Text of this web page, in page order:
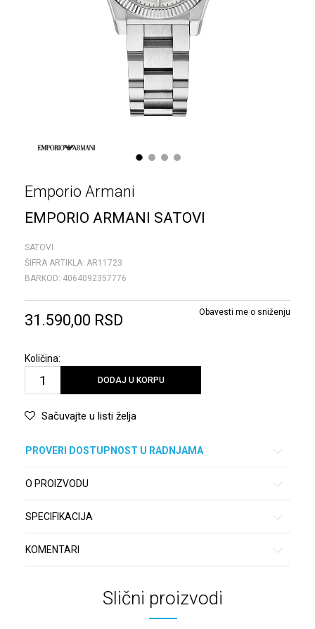
1 2 3 4
Emporio Armani
EMPORIO ARMANI SATOVI
SATOVI
ŠIFRA ARTIKLA: AR11723
BARKOD: 4064092357776
31.590,00 RSD Obavesti me o sniženju
Količina:
DODAJ U KORPU
Sačuvajte u listi želja
PROVERI DOSTUPNOST U RADNJAMA
O PROIZVODU
SPECIFIKACIJA
KOMENTARI
Slični proizvodi